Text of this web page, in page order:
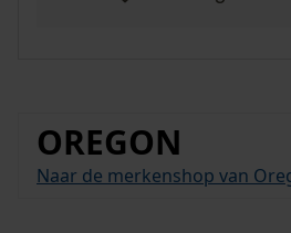
OREGON
Naar de merkenshop van